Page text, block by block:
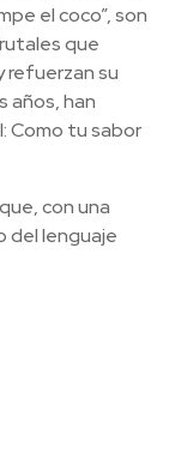
el coco”, son
que
refuerzan su
años, han
Como tu sabor
con una
del lenguaje